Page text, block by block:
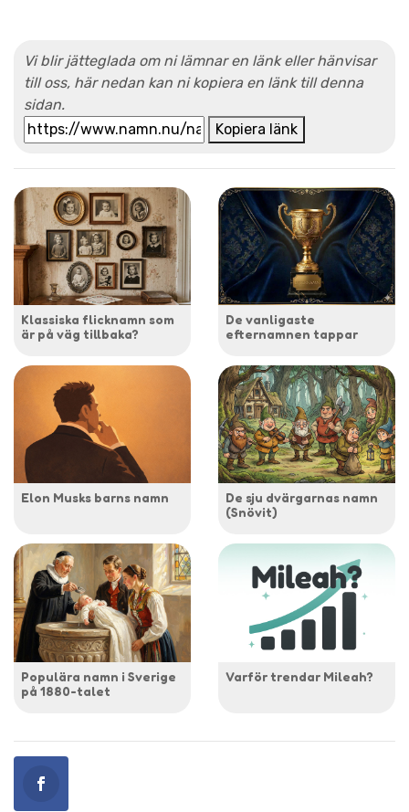
Vi blir jätteglada om ni lämnar en länk eller hänvisar
till oss, här nedan kan ni kopiera en länk till denna
sidan.
Kopiera länk
Klassiska flicknamn som
är på väg tillbaka?
De vanligaste
efternamnen tappar
Elon Musks barns namn
De sju dvärgarnas namn
(Snövit)
Populära namn i Sverige
på 1880-talet
Varför trendar Mileah?